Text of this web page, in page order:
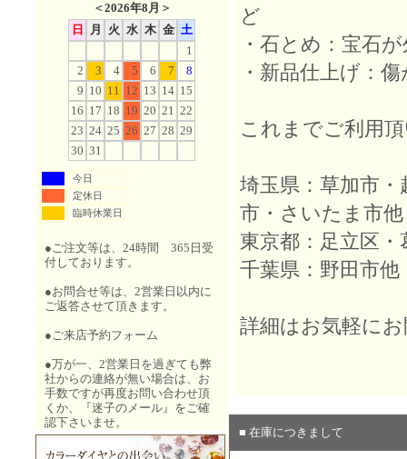
＜2026年8月 ＞
日
月 火 水 木 金 土
1
2
3 4 5 6 7
8
9 10 11 12 13 14 15
16 17 18 19 20 21 22
23 24 25 26 27 28 29
30 31
今日
定休日
臨時休業日
●ご注文等は、24時間 365日受
付しております。
●お問合せ等は、2営業日以内に
ご返答させて頂きます。
●ご来店予約フォーム
●万が一、2営業日を過ぎても弊
社からの連絡が無い場合は、お
手数ですが再度お問い合わせ頂
くか、『迷子のメール』をご確
認下さいませ。
ど
・石とめ：宝石
・新品仕上げ：
これまでご利用
埼玉県：草加市
市・さいたま市他
東京都：足立区・
千葉県：野田市他
詳細はお気軽に
■ 在庫につきまして